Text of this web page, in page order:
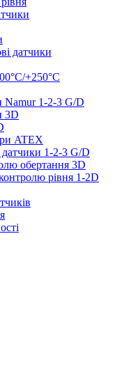
датчики
+250°C
Namur 1-2-3 G/D
3D
ATEX
датчики 1-2-3 G/D
обертання 3D
рівня 1-2D